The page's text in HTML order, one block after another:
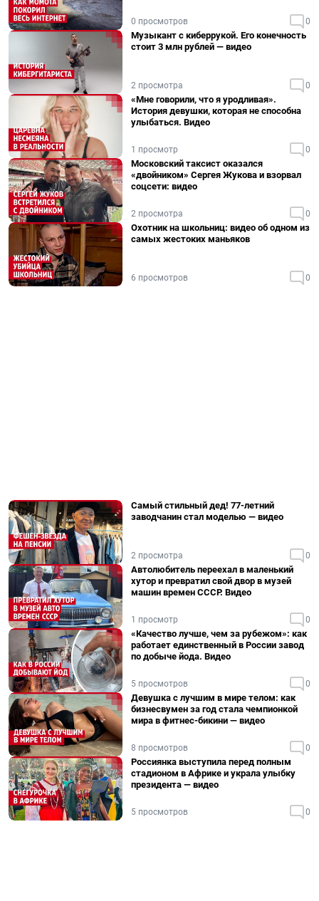
0 просмотров 0
Музыкант с киберрукой. Его конечность
стоит 3 млн рублей — видео
2 просмотра 0
«Мне говорили, что я уродливая».
История девушки, которая не способна
улыбаться. Видео
1 просмотр 0
Московский таксист оказался
«двойником» Сергея Жукова и взорвал
соцсети: видео
2 просмотра 0
Охотник на школьниц: видео об одном из
самых жестоких маньяков
6 просмотров 0
Самый стильный дед! 77-летний
заводчанин стал моделью — видео
2 просмотра 0
Автолюбитель переехал в маленький
хутор и превратил свой двор в музей
машин времен СССР. Видео
1 просмотр 0
«Качество лучше, чем за рубежом»: как
работает единственный в России завод
по добыче йода. Видео
5 просмотров 0
Девушка с лучшим в мире телом: как
бизнесвумен за год стала чемпионкой
мира в фитнес-бикини — видео
8 просмотров 0
Россиянка выступила перед полным
стадионом в Африке и украла улыбку
президента — видео
5 просмотров 0